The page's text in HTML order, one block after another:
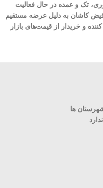
تک و عمده در حال فعالیت
کاشان به دلیل عرضه مستقیم
و خریدار از قیمت‌های بازار
ها